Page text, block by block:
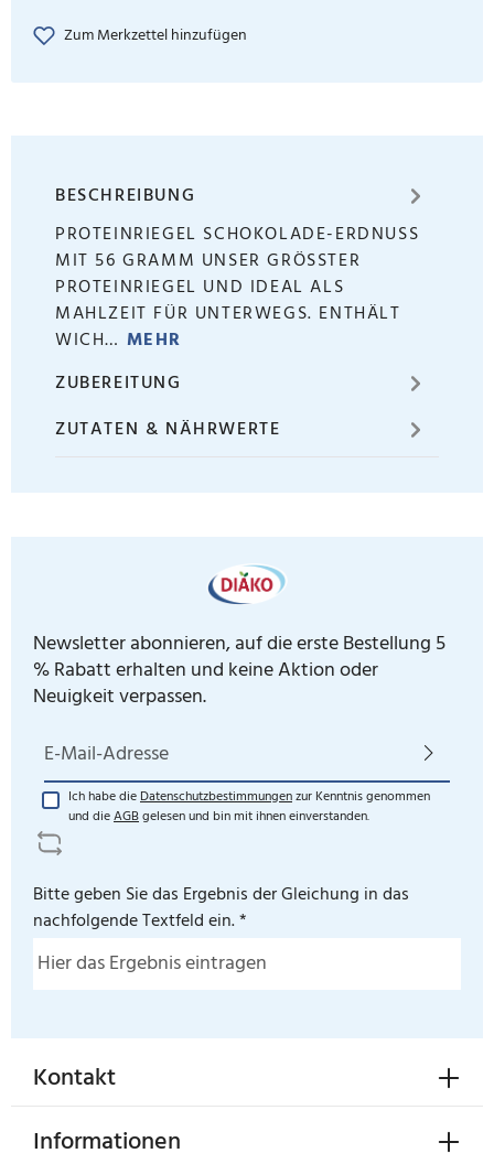
Zum Merkzettel hinzufügen
BESCHREIBUNG
PROTEINRIEGEL SCHOKOLADE-ERDNUSS
MIT 56 GRAMM UNSER GRÖSSTER P
ROTEINRIEGEL UND IDEAL ALS M
AHLZEIT FÜR UNTERWEGS. ENTHÄLT W
ICH… MEHR
ZUBEREITUNG
ZUTATEN & NÄHRWERTE
Newsletter abonnieren, auf die erste Bestellung 5
% Rabatt erhalten und keine Aktion oder
Neuigkeit verpassen.
E-Mail-Adresse*
Ich habe dieDatenschutzbestimmungenzur Kenntnis genommen
und dieAGBgelesen und bin mit ihnen einverstanden.
Bitte geben Sie das Ergebnis der Gleichung in das
nachfolgende Textfeld ein. *
Kontakt
Informationen